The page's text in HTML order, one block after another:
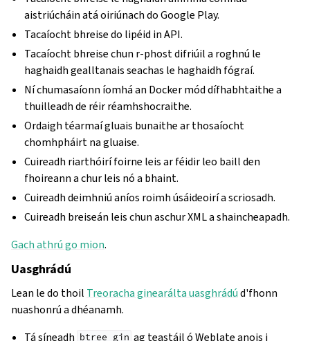
aistriúcháin atá oiriúnach do Google Play.
Tacaíocht bhreise do lipéid in API.
Tacaíocht bhreise chun r-phost difriúil a roghnú le
haghaidh gealltanais seachas le haghaidh fógraí.
Ní chumasaíonn íomhá an Docker mód dífhabhtaithe a
thuilleadh de réir réamhshocraithe.
Ordaigh téarmaí gluais bunaithe ar thosaíocht
chomhpháirt na gluaise.
Cuireadh riarthóirí foirne leis ar féidir leo baill den
fhoireann a chur leis nó a bhaint.
Cuireadh deimhniú aníos roimh úsáideoirí a scriosadh.
Cuireadh breiseán leis chun aschur XML a shaincheapadh.
Gach athrú go mion.
Uasghrádú
Lean le do thoil Treoracha ginearálta uasghrádúd'fhonn
nuashonrú a dhéanamh.
Tá síneadh btree_gin ag teastáil ó Weblate anois i